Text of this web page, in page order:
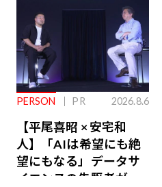
PERSON PR 2026.8.6
【平尾喜昭 × 安宅和
人】「AIは希望にも絶
望にもなる」データサ
イエンスの先駆者が語